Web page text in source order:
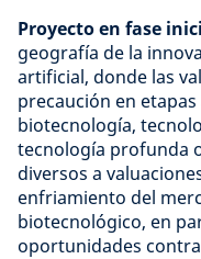
Proyecto en fase
geografía de la
artificial, donde las
precaución en etapas
biotecnología,
tecnología profunda
diversos a
enfriamiento del
biotecnológico, en
oportunidades